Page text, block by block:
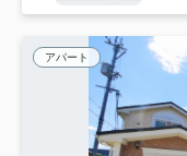
アパート